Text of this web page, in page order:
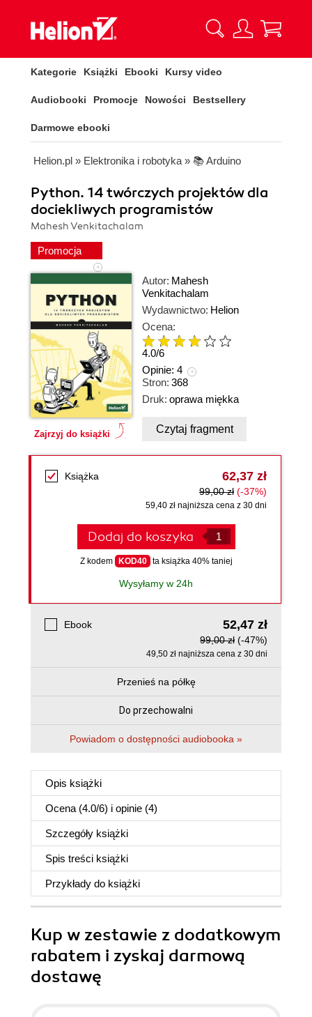
Kategorie Książki Ebooki Kursy video
Audiobooki Promocje Nowości Bestsellery
Darmowe ebooki
Helion.pl » Elektronika i robotyka » 📚 Arduino
Python. 14 twórczych projektów dla
dociekliwych programistów
Mahesh Venkitachalam
Promocja
Zajrzyj do książki
Autor: Mahesh
Venkitachalam
Wydawnictwo: Helion
Ocena:
4.0/6
Opinie: 4
Stron: 368
Druk: oprawa miękka
Czytaj fragment
Książka 62,37 zł
99,00 zł (-37%)
59,40 zł najniższa cena z 30 dni
Dodaj do koszyka
Z kodem KOD40 ta książka 40% taniej
Wysyłamy w 24h
Ebook 52,47 zł
99,00 zł (-47%)
49,50 zł najniższa cena z 30 dni
Przenieś na półkę
Do przechowalni
Powiadom o dostępności audiobooka »
Opis książki
Ocena (4.0/6) i opinie (4)
Szczegóły książki
Spis treści książki
Przykłady do książki
Kup w zestawie z dodatkowym
rabatem i zyskaj darmową
dostawę